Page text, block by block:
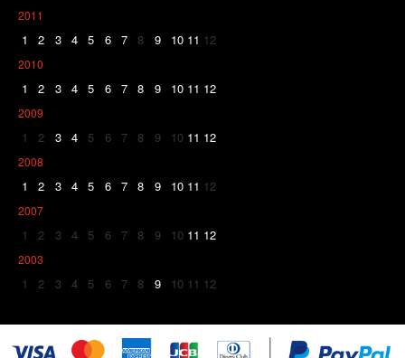
2011
1 2 3 4 5 6 7 8 9 10 11 12
2010
1 2 3 4 5 6 7 8 9 10 11 12
2009
1 2 3 4 5 6 7 8 9 10 11 12
2008
1 2 3 4 5 6 7 8 9 10 11 12
2007
1 2 3 4 5 6 7 8 9 10 11 12
2003
1 2 3 4 5 6 7 8 9 10 11 12